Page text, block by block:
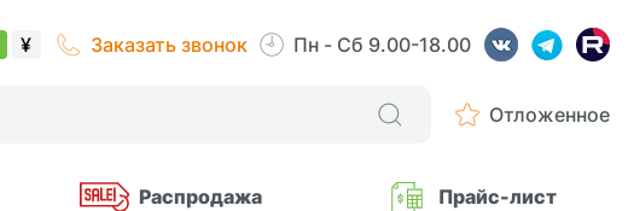
¥ Заказать звонок Пн - Сб 9.00-18.00
Отложенное
Распродажа Прайс-лист